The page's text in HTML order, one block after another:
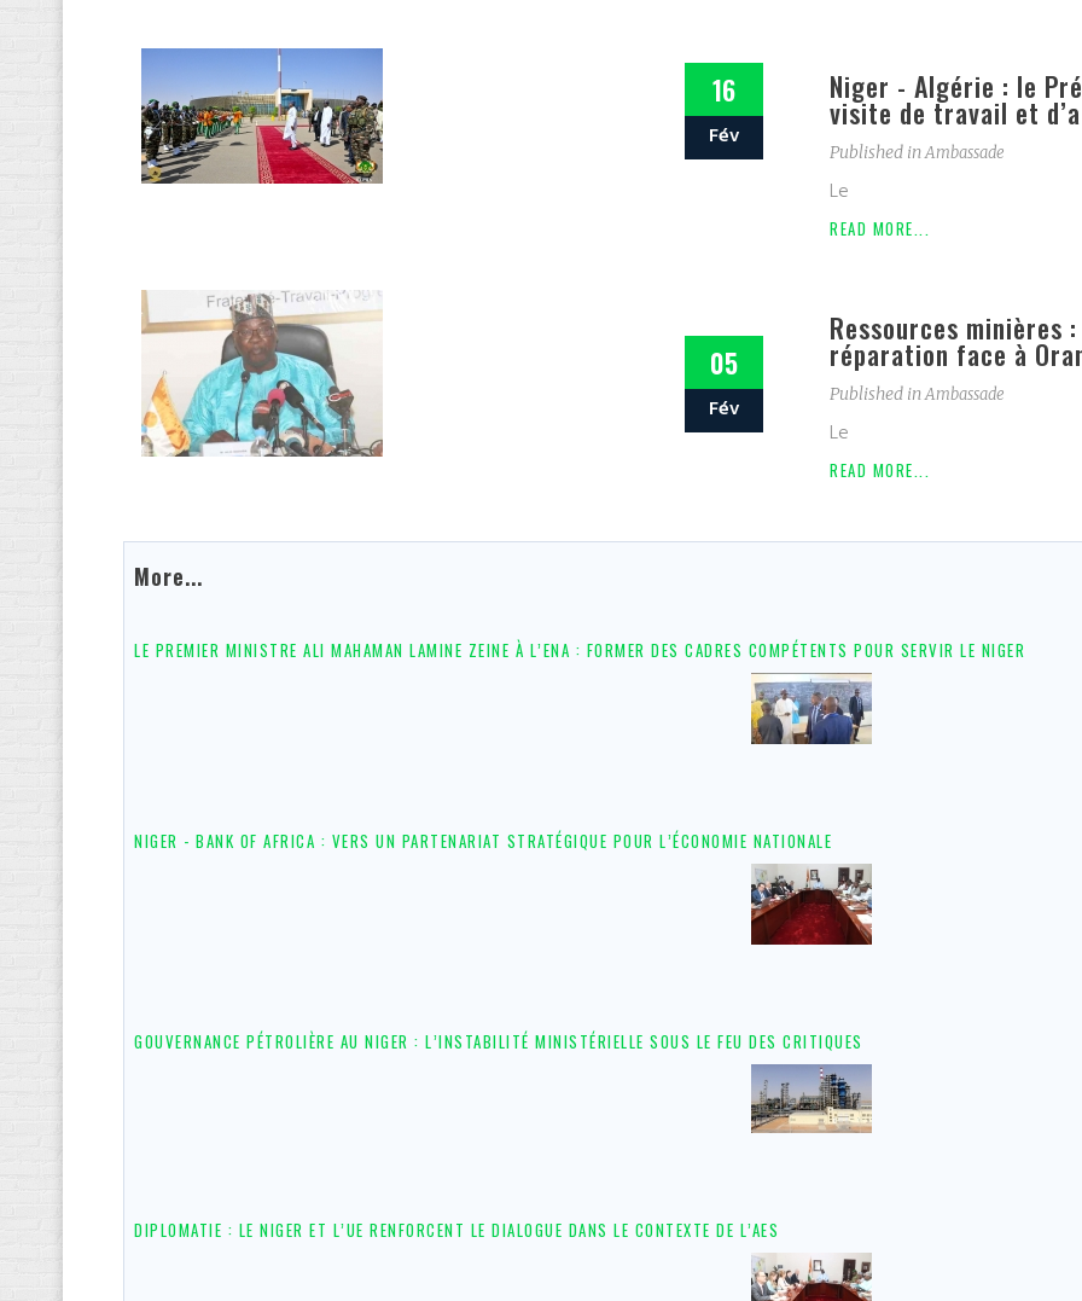
16
Fév
Niger - Algérie : le
visite de travail et
Published inAmbassade
Le
READ MORE...
05
Fév
Ressources minières
réparation face à
Published inAmbassade
Le
READ MORE...
More...
LE PREMIER MINISTRE ALI MAHAMAN LAMINE ZEINE À L’ENA : FORMER DES CADRES COMPÉTENTS POUR SERVIR LE NIGER
NIGER - BANK OF AFRICA : VERS UN PARTENARIAT STRATÉGIQUE POUR L’ÉCONOMIE NATIONALE
GOUVERNANCE PÉTROLIÈRE AU NIGER : L’INSTABILITÉ MINISTÉRIELLE SOUS LE FEU DES CRITIQUES
DIPLOMATIE : LE NIGER ET L’UE RENFORCENT LE DIALOGUE DANS LE CONTEXTE DE L’AES